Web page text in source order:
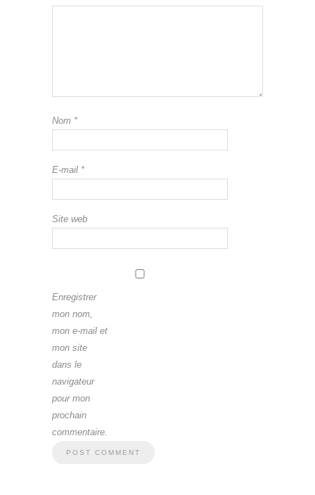
Nom *
E-mail *
Site web
Enregistrer
mon nom,
mon e-mail et
mon site
dans le
navigateur
pour mon
prochain
commentaire.